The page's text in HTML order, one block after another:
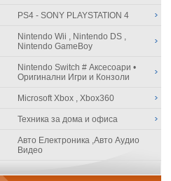
PS4 - SONY PLAYSTATION 4
Nintendo Wii , Nintendo DS ,
Nintendo GameBoy
Nintendo Switch # Аксесоари •
Оригинални Игри и Конзоли
Microsoft Xbox , Xbox360
Техника за дома и офиса
Авто Електроника ,Авто Аудио
Видео